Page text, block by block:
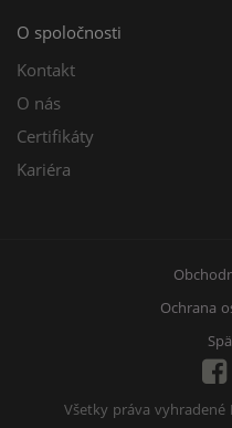
O spoločnosti
Kontakt
O nás
Certifikáty
Kariéra
Ochrana
Všetky práva vyhradené